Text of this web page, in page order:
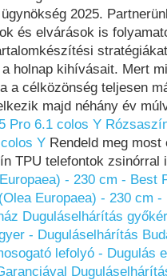
2025.
és elvárások is
holnap kihívásait. Mert
a célközönség teljesen
majd néhány év
Pro 6.1 colos Y
Y Rendeld meg
TPU telefontok zsinórral
- 230 cm - Best
Europaea) - 230 cm
Duguláselhárítás
- Duguláselhárítás
lefolyó - Dugulás